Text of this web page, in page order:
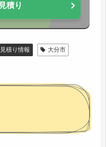
積り
積り情報
大分市